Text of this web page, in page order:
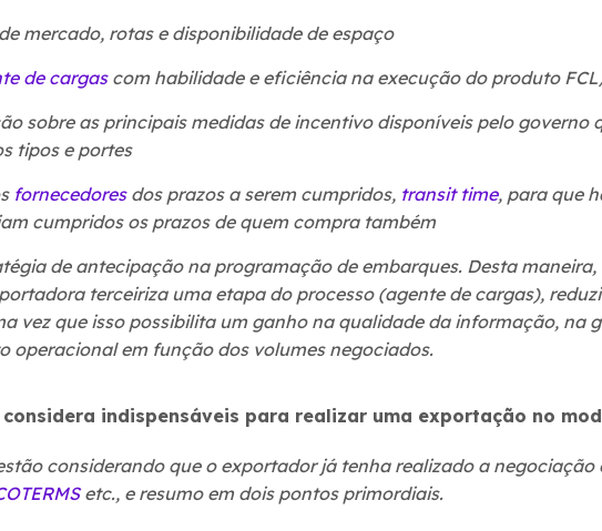
mercado, rotas e disponibilidade de espaço
de cargascom habilidade e eficiência na execução do produto
sobre as principais medidas de incentivo disponíveis pelo governo
tipos e portes
fornecedoresdos prazos a serem cumpridos, transit time, para que
cumpridos os prazos de quem compra também
de antecipação na programação de embarques. Desta maneira,
terceiriza uma etapa do processo (agente de cargas),
vez que isso possibilita um ganho na qualidade da informação, na
operacional em função dos volumes negociados.
considera indispensáveis para realizar uma exportação no
considerando que o exportador já tenha realizado a
etc., e resumo em dois pontos primordiais.